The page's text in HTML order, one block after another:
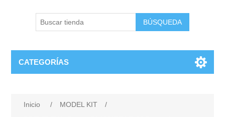
BÚSQUEDA
CATEGORÍAS
Inicio / MODEL KIT
/